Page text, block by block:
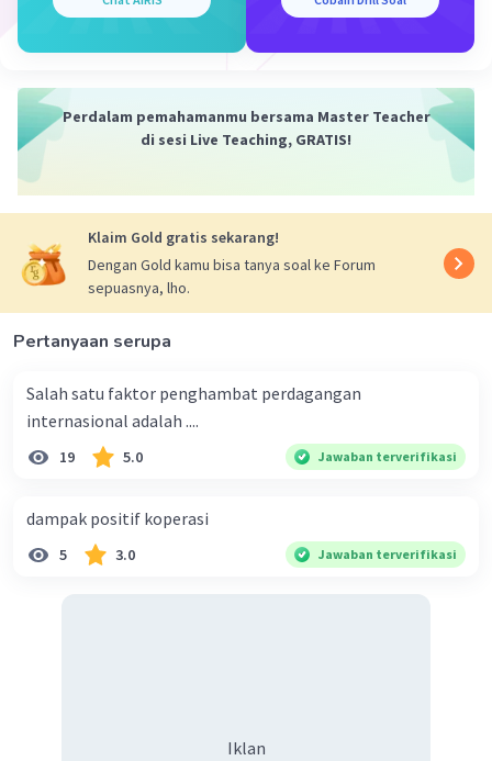
lain.
2. Kebutuhan masa yang akan datang
direncanakan untuk memenuhi kebutuhan masa
depan. Contoh: mengikuti asuransi pendidikan,
menabung untuk biaya kuliah, dan sebagainya.
tersebut adalah Kebutuhan masa yang akan
datang.
Beri Rating ·0.0(0) Balas
Perdalam pemahamanmu bersama Master Teacher
di sesi Live Teaching, GRATIS!
Klaim Gold gratis sekarang!
Dengan Gold kamu bisa tanya soal ke Forum
sepuasnya, lho.
Pertanyaan serupa
Salah satu faktor penghambat perdagangan
internasional adalah ....
19 5.0 Jawaban terverifikasi
dampak positif koperasi
5 3.0 Jawaban terverifikasi
Iklan